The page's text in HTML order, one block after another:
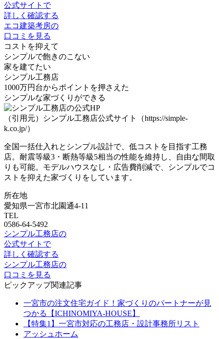
公式サイトで
詳しく確認する
エコ建築考房の
口コミを見る
コストを抑えて
シンプルで飽きのこない
家を建てたい
シンプル工務店
1000万円台からポイントを押さえた
シンプルな家づくりができる
（引用元）シンプル工務店公式サイト（https://simple-
k.co.jp/）
全国一括仕入れとシンプル設計で、低コストを目指す工務
店。耐震等級3・断熱等級5相当の性能を維持し、自由な間取
りも可能。モデルハウスなし・広告費削減で、
シンプルでコ
ストを抑えた家づくり をしています。
所在地
愛知県一宮市北園通4-11
TEL
0586-64-5492
シンプル工務店の
公式サイトで
詳しく確認する
シンプル工務店の
口コミを見る
ピックアップ関連記事
一宮市の注文住宅ガイド！家づくりのパートナーが見
つかる【ICHINOMIYA-HOUSE】
【特集1】一宮市対応の工務店・設計事務所リスト
アッシュホーム